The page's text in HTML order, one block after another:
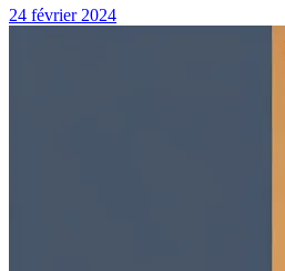
24 février 2024